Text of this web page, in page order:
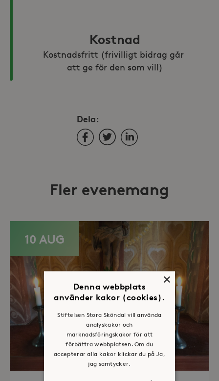
Kostnad
Kostnadsfritt (frivilligt bidrag går
att ge för den som vill)
Dela:
FacebookTwitterLinkedIn
Fler evenemang
10 AUG
×
Denna webbplats
använder kakor (cookies).
Stiftelsen Stora Sköndal vill använda
analyskakor och
marknadsföringskakor för att
förbättra webbplatsen. Om du
accepterar alla kakor klickar du på Ja,
jag samtycker.